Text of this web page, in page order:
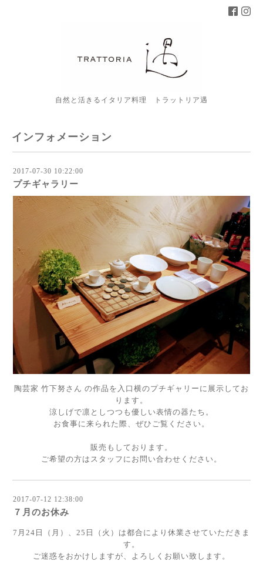
自然と活きるイタリア料理 トラットリア遇
インフォメーション
2017-07-30 10:22:00
プチギャラリー
陶芸家 竹下努さん の作品を入口横のプチギャリーに展示してお
ります。
涼しげで凛としつつも優しい表情の器たち。
お食事に来られた際、ぜひご覧ください。
販売もしております。
ご希望の方はスタッフにお問い合わせください。
2017-07-12 12:38:00
７月のお休み
7月24日（月）、25日（火）は都合により休業させていただきま
す。
ご迷惑をおかけしますが、よろしくお願い致します。